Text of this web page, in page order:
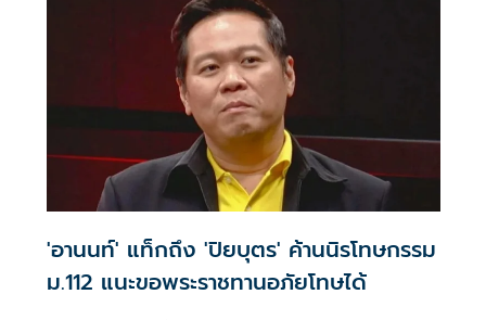
'อานนท์' แท็กถึง 'ปิยบุตร' ค้านนิรโทษกรรม
ม.112 แนะขอพระราชทานอภัยโทษได้